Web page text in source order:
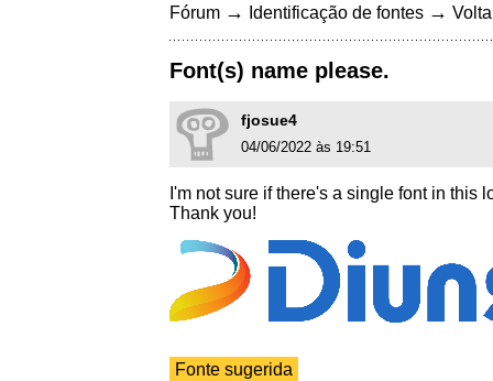
Fórum → Identificação de fontes →
Font(s) name please.
fjosue4
04/06/2022 às 19:51
I'm not sure if there's a single font in this
Thank you!
Fonte sugerida